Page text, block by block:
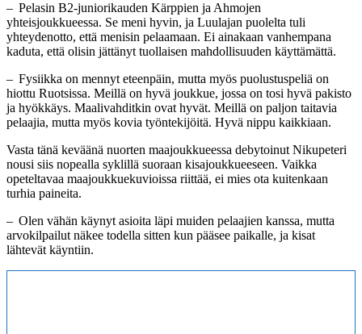
– Pelasin B2-juniorikauden Kärppien ja Ahmojen
yhteisjoukkueessa. Se meni hyvin, ja Luulajan puolelta tuli
yhteydenotto, että menisin pelaamaan. Ei ainakaan vanhempana
kaduta, että olisin jättänyt tuollaisen mahdollisuuden käyttämättä.
– Fysiikka on mennyt eteenpäin, mutta myös puolustuspeliä on
hiottu Ruotsissa. Meillä on hyvä joukkue, jossa on tosi hyvä pakisto
ja hyökkäys. Maalivahditkin ovat hyvät. Meillä on paljon taitavia
pelaajia, mutta myös kovia työntekijöitä. Hyvä nippu kaikkiaan.
Vasta tänä keväänä nuorten maajoukkueessa debytoinut Nikupeteri
nousi siis nopealla syklillä suoraan kisajoukkueeseen. Vaikka
opeteltavaa maajoukkuekuvioissa riittää, ei mies ota kuitenkaan
turhia paineita.
– Olen vähän käynyt asioita läpi muiden pelaajien kanssa, mutta
arvokilpailut näkee todella sitten kun pääsee paikalle, ja kisat
lähtevät käyntiin.